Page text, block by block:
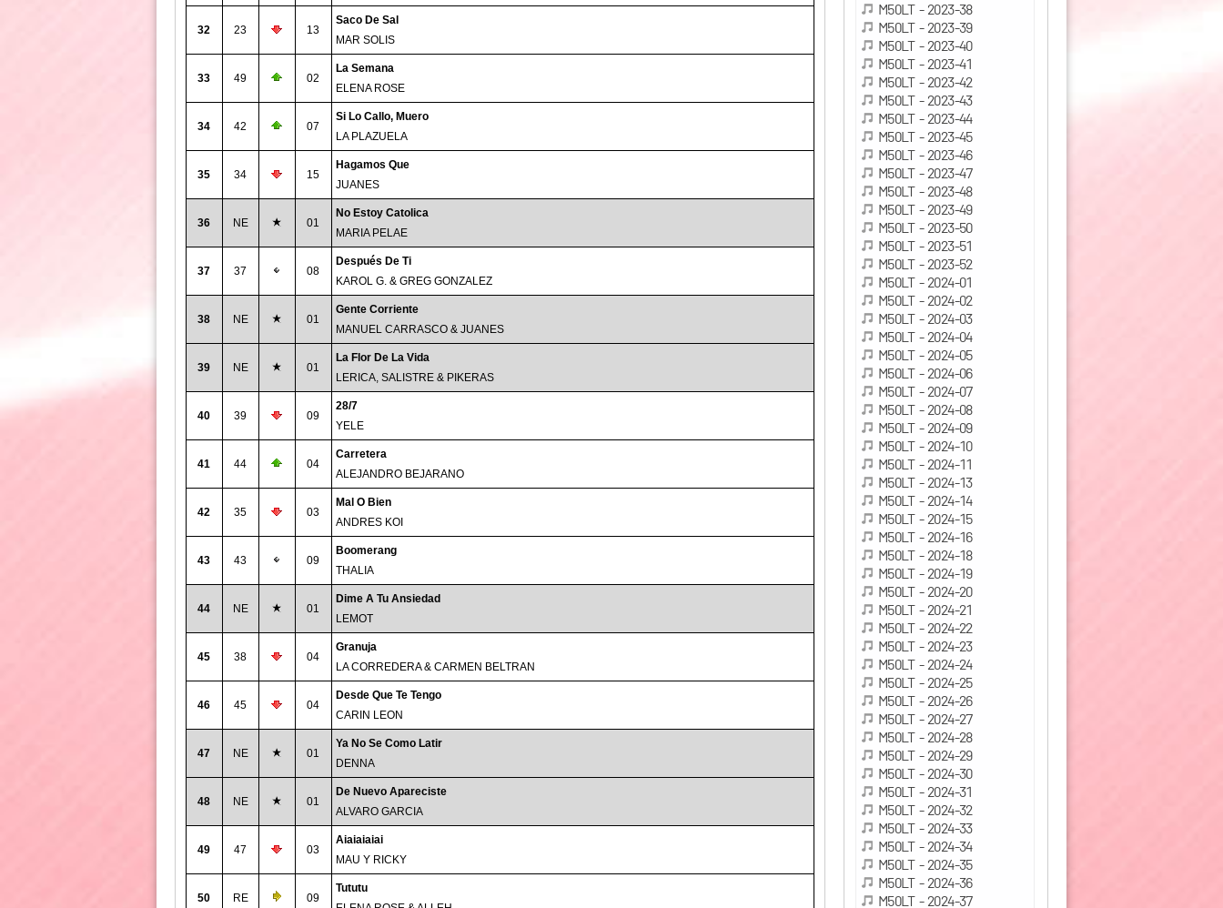
32 23 13
Saco De Sal
MAR SOLIS
33 49 02
La Semana
ELENA ROSE
34 42 07
Si Lo Callo, Muero
LA PLAZUELA
35 34 15
Hagamos Que
JUANES
36 NE 01
No Estoy Catolica
MARIA PELAE
37 37 08
Después De Ti
KAROL G. & GREG GONZALEZ
38 NE 01
Gente Corriente
MANUEL CARRASCO & JUANES
39 NE 01
La Flor De La Vida
LERICA, SALISTRE & PIKERAS
40 39 09
28/7
YELE
41 44 04
Carretera
ALEJANDRO BEJARANO
42 35 03
Mal O Bien
ANDRES KOI
43 43 09
Boomerang
THALIA
44 NE 01
Dime A Tu Ansiedad
LEMOT
45 38 04
Granuja
LA CORREDERA & CARMEN BELTRAN
46 45 04
Desde Que Te Tengo
CARIN LEON
47 NE 01
Ya No Se Como Latir
DENNA
48 NE 01
De Nuevo Apareciste
ALVARO GARCIA
49 47 03
Aiaiaiaiai
MAU Y RICKY
50 RE 09
Tututu